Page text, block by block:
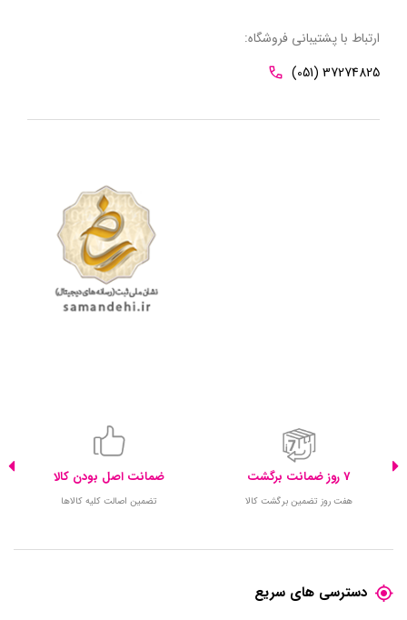
ارتباط با پشتیبانی فروشگاه:
(051) 37274825
7 روز ضمانت برگشت
هفت روز تضمین برگشت کالا
ضمانت اصل بودن کالا
تضمین اصالت کلیه کالاها
دسترسی های سریع